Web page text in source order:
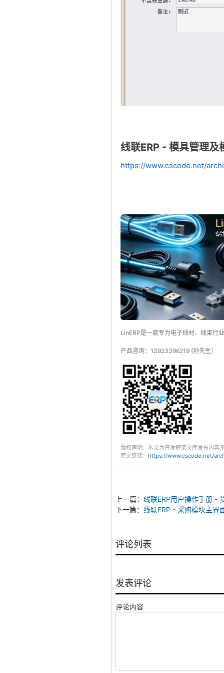
线联ERP - 模具管理及
https://www.cscode.net/
LinERP是一款专为电子线材、线束行
产品咨询：13923396219 (孙先生）
版权声明：本文为开发框架文库发布内容,
原文链接： https://www.cscode.net/
上一篇： 线联ERP用户操作手册 -
下一篇： 线联ERP - 采购模块主界
评论列表
发表评论
评论内容